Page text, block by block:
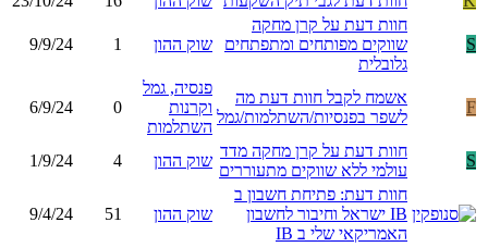
S
חוות דעת על קרן מחקה
שווקים מפותחים ומתפתחים
גלובלית
שוק ההון 1
9/9/24
F
אשמח לקבל חוות דעת מה
לשפר בפנסיות/השתלמות/גמל
פנסיה, גמל
וקרנות
השתלמות
0
6/9/24
S
חוות דעת על קרן מחקה מדד
עולמי ללא שווקים מתעוררים
שוק ההון 4
1/9/24
חוות דעת: פתיחת חשבון ב
IB ישראל וחיבור לחשבון
האמריקאי שלי ב IB
שוק ההון 51
9/4/24